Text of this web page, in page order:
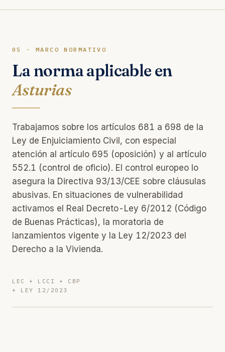
05 · MARCO NORMATIVO
La norma aplicable en
Asturias
Trabajamos sobre los artículos 681 a 698 de la
Ley de Enjuiciamiento Civil, con especial
atención al artículo 695 (oposición) y al artículo
552.1 (control de oficio). El control europeo lo
asegura la Directiva 93/13/CEE sobre cláusulas
abusivas. En situaciones de vulnerabilidad
activamos el Real Decreto-Ley 6/2012 (Código
de Buenas Prácticas), la moratoria de
lanzamientos vigente y la Ley 12/2023 del
Derecho a la Vivienda.
LEC + LCCI + CBP
+ LEY 12/2023